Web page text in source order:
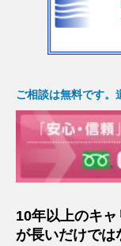
ご相談は無料です。
10年以上のキ
が長いだけでは